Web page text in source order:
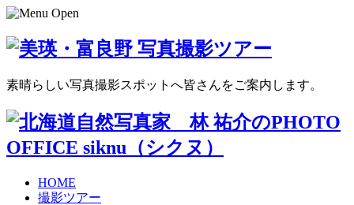
素晴らしい写真撮影スポットへ皆さんをご案内します。
HOME
撮影ツアー